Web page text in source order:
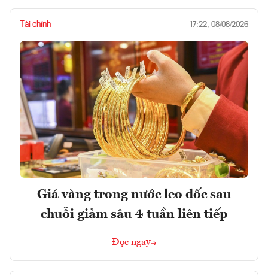
Tài chính 17:22, 08/08/2026
Giá vàng trong nước leo dốc sau
chuỗi giảm sâu 4 tuần liên tiếp
Đọc ngay